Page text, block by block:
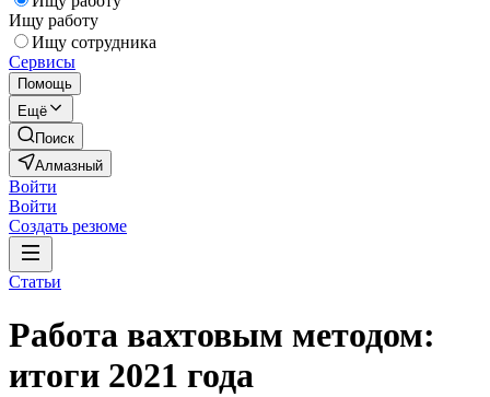
Ищу работу
Ищу сотрудника
Сервисы
Помощь
Ещё
Поиск
Алмазный
Войти
Войти
Создать резюме
Статьи
Работа вахтовым методом:
итоги 2021 года